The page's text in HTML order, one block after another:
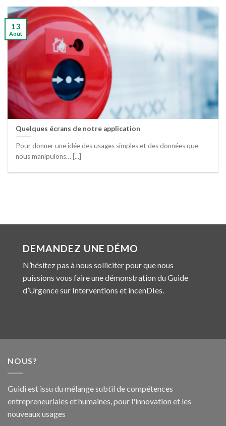
Quelques écrans de notre application
Pour donner une idée des usages simples et des données que
nous manipulons… [...]
13
Août
DEMANDEZ UNE DÉMO
N’hésitez pas à nous solliciter pour que nous
puissions vous faire une démonstration du Guide
d’Urgence sur Interventions et incenDIes.
NOUS?
Guidi est issu du mélange subtil de compétences
entrepreneuriales et humaines, pour l'innovation et les
nouveaux usages